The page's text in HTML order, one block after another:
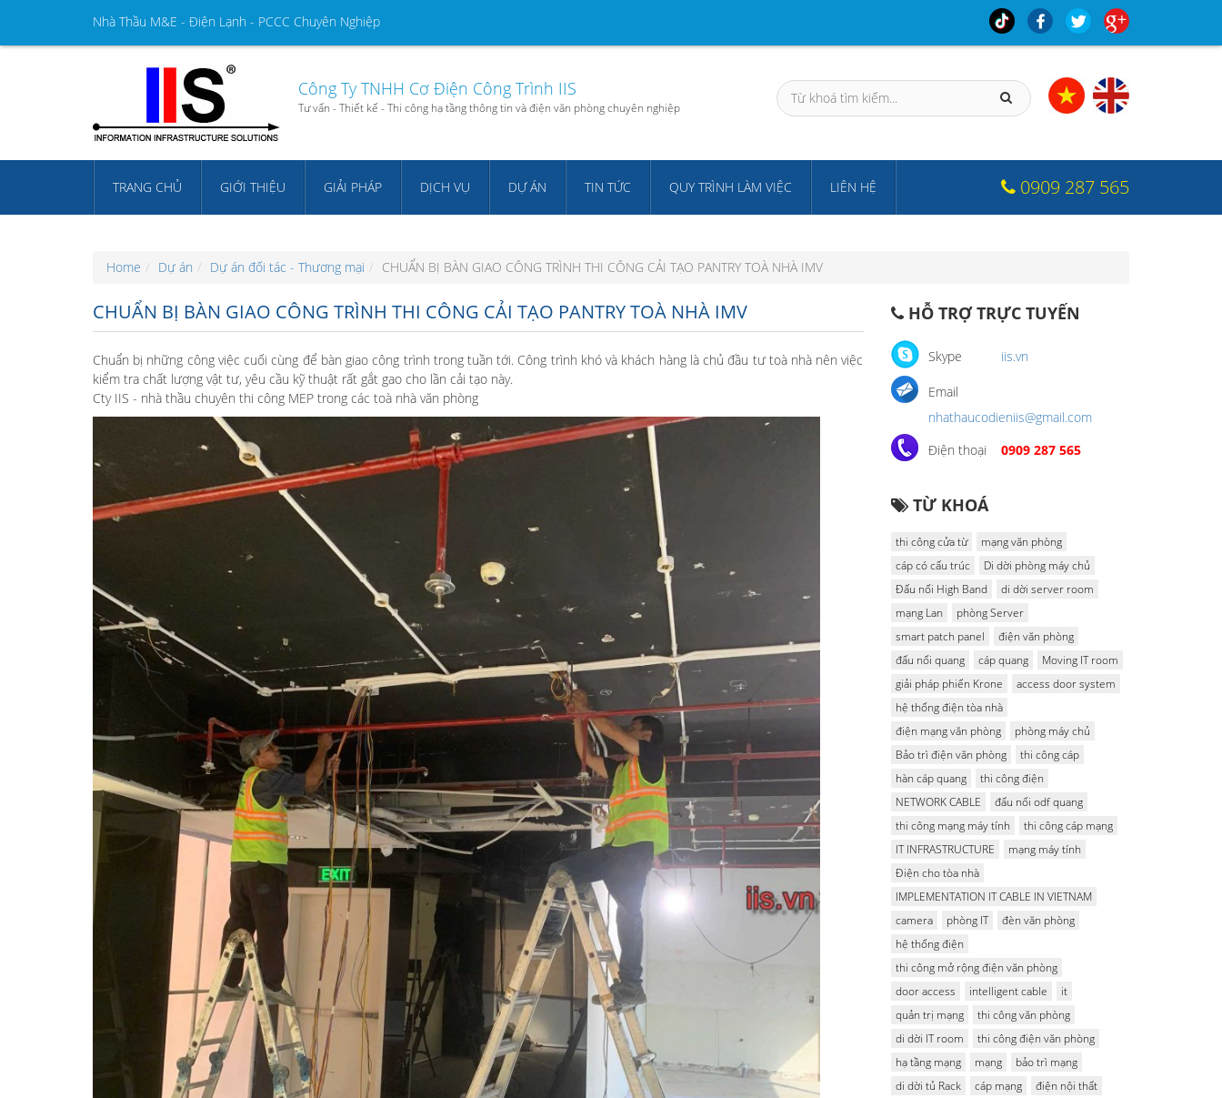
Nhà Thầu M&E - Điện Lạnh - PCCC Chuyên Nghiệp
Công Ty TNHH Cơ Điện Công Trình IIS
Tư vấn - Thiết kế - Thi công hạ tầng thông tin và điện văn phòng chuyên nghiệp
TRANG CHỦ GIỚI THIỆU GIẢI PHÁP DỊCH VỤ DỰ ÁN TIN TỨC QUY TRÌNH LÀM VIỆC LIÊN HỆ 0909 287 565
Home Dự án Dự án đối tác - Thương mại CHUẨN BỊ BÀN GIAO CÔNG TRÌNH THI CÔNG CẢI TẠO PANTRY TOÀ NHÀ IMV
CHUẨN BỊ BÀN GIAO CÔNG TRÌNH THI CÔNG CẢI TẠO PANTRY TOÀ NHÀ IMV
Chuẩn bị những công việc cuối cùng để bàn giao công trình trong tuần tới. Công trình khó và khách hàng là chủ đầu tư toà nhà nên việc
kiểm tra chất lượng vật tư, yêu cầu kỹ thuật rất gắt gao cho lần cải tạo này.
Cty IIS - nhà thầu chuyên thi công MEP trong các toà nhà văn phòng
HỖ TRỢ TRỰC TUYẾN
Skype iis.vn
Email
nhathaucodieniis@gmail.com
Điện thoại
0909 287 565
TỪ KHOÁ
thi công cửa từ
mạng văn phòng
cáp có cấu trúc
Di dời phòng máy chủ
Đấu nối High Band
di dời server room
mạng Lan
phòng Server
smart patch panel
điện văn phòng
đấu nối quang
cáp quang
Moving IT room
giải pháp phiến Krone
access door system
hệ thống điện tòa nhà
điện mạng văn phòng
phòng máy chủ
Bảo trì điện văn phòng
thi công cáp
hàn cáp quang
thi công điện
NETWORK CABLE
đấu nối odf quang
thi công mạng máy tính
thi công cáp mạng
IT INFRASTRUCTURE
mạng máy tính
Điện cho tòa nhà
IMPLEMENTATION IT CABLE IN VIETNAM
camera
phòng IT
đèn văn phòng
hệ thống điện
thi công mở rộng điện văn phòng
door access
intelligent cable
it
quản trị mạng
thi công văn phòng
di dời IT room
thi công điện văn phòng
hạ tầng mạng
mạng
bảo trì mạng
di dời tủ Rack
cáp mạng
điện nội thất